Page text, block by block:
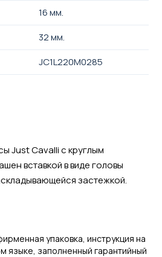
16 мм.
32 мм.
JC1L220M0285
Just Cavalli с круглым
вставкой в виде головы
застежкой.
упаковка, инструкция на
языке, заполненный гарантийный